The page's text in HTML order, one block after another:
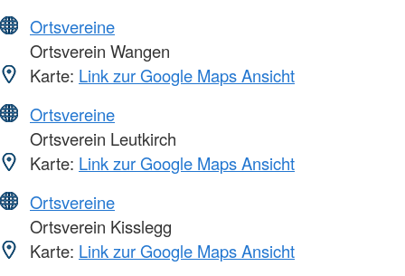
Ortsvereine
Ortsverein Wangen
Karte: Link zur Google Maps Ansicht
Ortsvereine
Ortsverein Leutkirch
Karte: Link zur Google Maps Ansicht
Ortsvereine
Ortsverein Kisslegg
Karte: Link zur Google Maps Ansicht